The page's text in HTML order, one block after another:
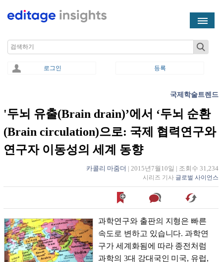
Search
로그인 등록
국제학술트렌드
'두뇌 유출(Brain drain)’에서 ‘두뇌 순환
(Brain circulation)으로: 국제 협력연구와
연구자 이동성의 세계 동향
카콜리 마줌더 | 2015년7월10일 | 조회수 31,234
시리즈 기사 글로벌 사이언스
과학연구와 출판의 지형은 빠른
속도로 변하고 있습니다. 과학연
구가 세계화됨에 따라 종전처럼
과학의 3대 강대국인 미국, 유럽,